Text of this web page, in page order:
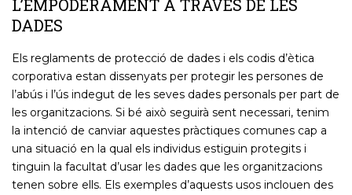
L’EMPODERAMENT A TRAVÉS DE LES
DADES
Els reglaments de protecció de dades i els codis d’ètica
corporativa estan dissenyats per protegir les persones de
l’abús i l’ús indegut de les seves dades personals per part de
les organitzacions. Si bé això seguirà sent necessari, tenim
la intenció de canviar aquestes pràctiques comunes cap a
una situació en la qual els individus estiguin protegits i
tinguin la facultat d’usar les dades que les organitzacions
tenen sobre ells. Els exemples d’aquests usos inclouen des